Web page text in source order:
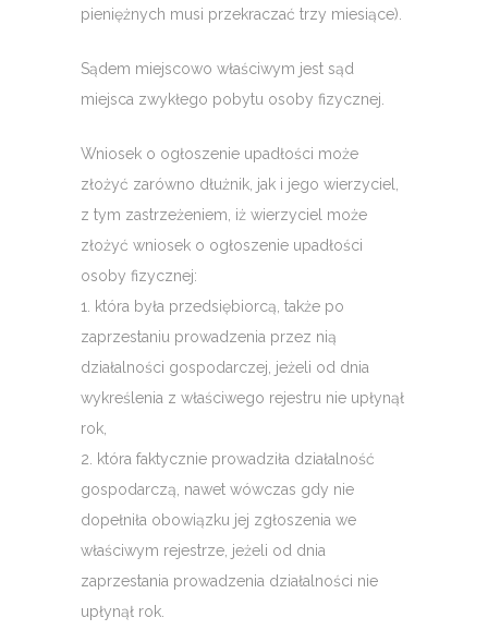
pieniężnych musi przekraczać trzy miesiące).
Sądem miejscowo właściwym jest sąd
miejsca zwykłego pobytu osoby fizycznej.
Wniosek o ogłoszenie upadłości może
złożyć zarówno dłużnik, jak i jego wierzyciel,
z tym zastrzeżeniem, iż wierzyciel może
złożyć wniosek o ogłoszenie upadłości
osoby fizycznej:
1. która była przedsiębiorcą, także po
zaprzestaniu prowadzenia przez nią
działalności gospodarczej, jeżeli od dnia
wykreślenia z właściwego rejestru nie upłynął
rok,
2. która faktycznie prowadziła działalność
gospodarczą, nawet wówczas gdy nie
dopełniła obowiązku jej zgłoszenia we
właściwym rejestrze, jeżeli od dnia
zaprzestania prowadzenia działalności nie
upłynął rok.